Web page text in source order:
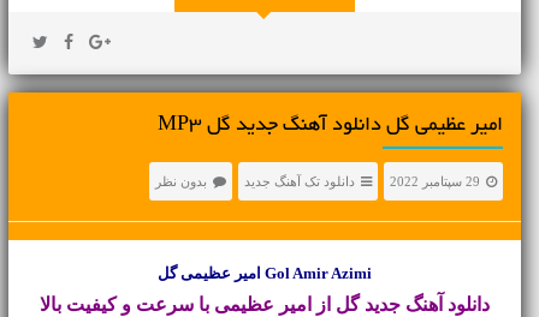
امیر عظیمی گل دانلود آهنگ جدید گل MP3
29 سپتامبر 2022 دانلود تک آهنگ جدید بدون نظر
Gol Amir Azimi امیر عظیمی گل
دانلود آهنگ جدید گل از امیر عظیمی با سرعت و کیفیت بالا